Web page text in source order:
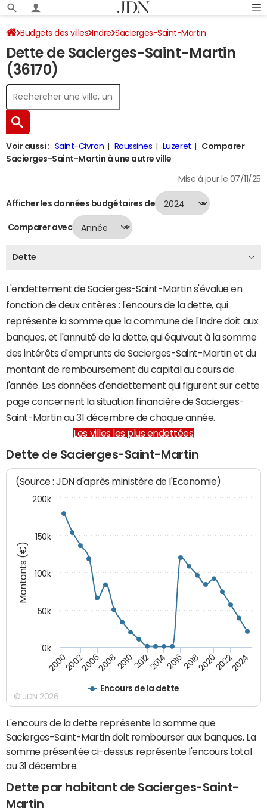
Budgets des villes Indre Sacierges-Saint-Martin
Dette au 31/12/2024
Dette de Sacierges-Saint-Martin
(36170)
Voir aussi : Saint-Civran Roussines Luzeret
Comparer
Sacierges-Saint-Martin à une autre ville
Mise à jour le 07/11/25
Afficher les données budgétaires de
Comparer avec
Dette
L'endettement de Sacierges-Saint-Martin s'évalue en
fonction de deux critères : l'encours de la dette, qui
représente la somme que la commune de l'Indre doit aux
banques, et l'annuité de la dette, qui équivaut à la somme
des intérêts d'emprunts de Sacierges-Saint-Martin et du
montant de remboursement du capital au cours de
l'année. Les données d'endettement qui figurent sur cette
page concernent la situation financière de Sacierges-
Saint-Martin au 31 décembre de chaque année.
Les villes les plus endettées
Dette de Sacierges-Saint-Martin
Montants (€)
(Source : JDN d'après ministère de l'Economie)
Encours de la dette
200020022006200820102012201420162018202020222024
0k
50k
100k
150k
200k
© JDN 2026
L'encours de la dette représente la somme que
Sacierges-Saint-Martin doit rembourser aux banques. La
somme présentée ci-dessus représente l'encours total
au 31 décembre.
Dette par habitant de Sacierges-Saint-
Martin